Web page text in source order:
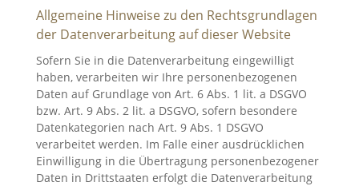
Allgemeine Hinweise zu den Rechtsgrundlagen
der Datenverarbeitung auf dieser Website
Sofern Sie in die Datenverarbeitung eingewilligt
haben, verarbeiten wir Ihre personenbezogenen
Daten auf Grundlage von Art. 6 Abs. 1 lit. a DSGVO
bzw. Art. 9 Abs. 2 lit. a DSGVO, sofern besondere
Datenkategorien nach Art. 9 Abs. 1 DSGVO
verarbeitet werden. Im Falle einer ausdrücklichen
Einwilligung in die Übertragung personenbezogener
Daten in Drittstaaten erfolgt die Datenverarbeitung